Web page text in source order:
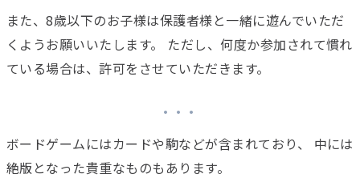
また、8歳以下のお子様は保護者様と一緒に遊んでいただ
くようお願いいたします。 ただし、何度か参加されて慣れ
ている場合は、許可をさせていただきます。
ボードゲームにはカードや駒などが含まれており、 中には
絶版となった貴重なものもあります。